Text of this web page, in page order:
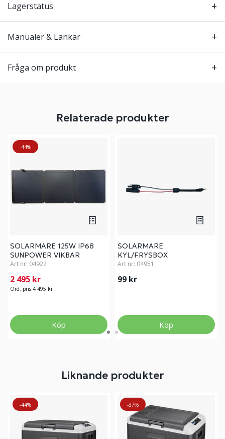
Lagerstatus
Manualer & Länkar
Fråga om produkt
Relaterade produkter
-44%
SOLARMARE 125W IP68
SUNPOWER VIKBAR
Art nr: 04922
2 495 kr
Ord. pris 4 495 kr
Köp
SOLARMARE
KYL/FRYSBOX
ADAPTERKABEL
Art nr: 04951
99 kr
Köp
Liknande produkter
-44% -37%